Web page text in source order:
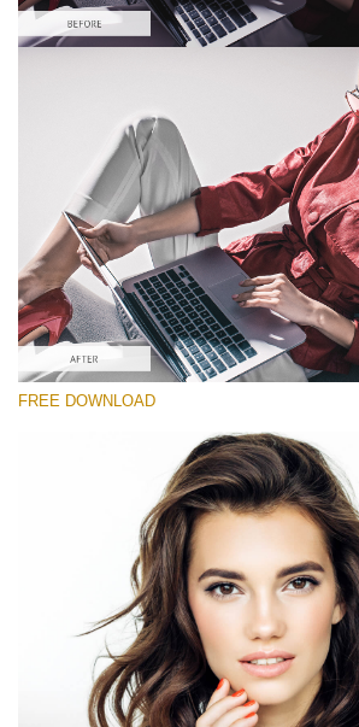
Proszę wybrać
Portrait Pro
(40 Lr Presets)
Wedding Collection
(400 Lr Presets)
Entire Collection
(2067 Lr Presets)
Darmowe Pobieranie
FREE DOWNLOAD